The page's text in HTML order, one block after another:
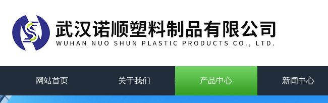
网站首页 关于我们 产品中心 新闻中心